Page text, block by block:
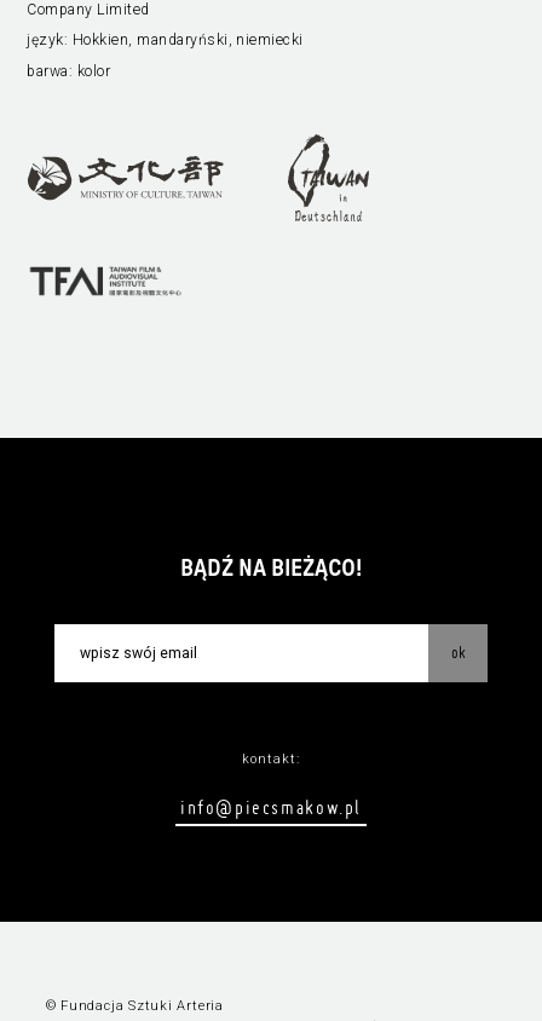
Company Limited
język: Hokkien, mandaryński, niemiecki
barwa: kolor
BĄDŹ NA BIEŻĄCO!
ok
kontakt:
info@piecsmakow.pl
© Fundacja Sztuki Arteria